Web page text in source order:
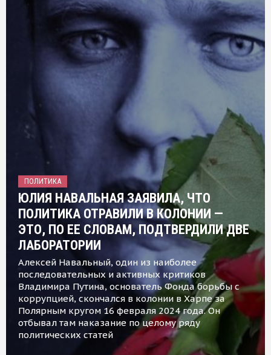
ПОЛИТИКА
ЮЛИЯ НАВАЛЬНАЯ ЗАЯВИЛА, ЧТО
ПОЛИТИКА ОТРАВИЛИ В КОЛОНИИ —
ЭТО, ПО ЕЕ СЛОВАМ, ПОДТВЕРДИЛИ ДВЕ
ЛАБОРАТОРИИ
Алексей Навальный, один из наиболее
последовательных и активных критиков
Владимира Путина, основатель Фонда борьбы с
коррупцией, скончался в колонии в Харпе за
Полярным кругом 16 февраля 2024 года. Он
отбывал там наказание по целому ряду
политических статей